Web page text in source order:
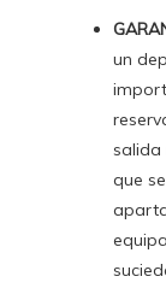
un
salida
que